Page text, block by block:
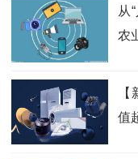
从
农
值